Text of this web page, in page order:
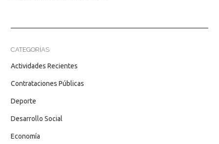
CATEGORÍAS
Actividades Recientes
Contrataciones Públicas
Deporte
Desarrollo Social
Economía